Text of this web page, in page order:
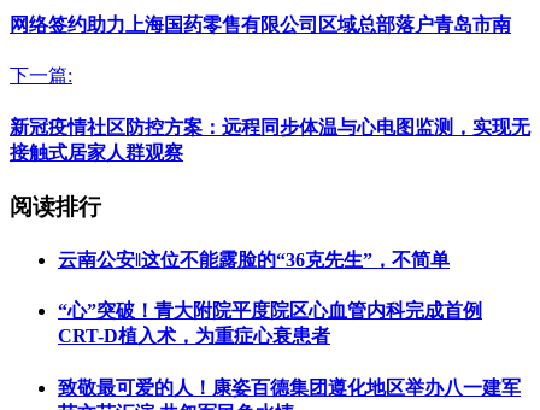
网络签约助力上海国药零售有限公司区域总部落户青岛市南
下一篇:
新冠疫情社区防控方案：远程同步体温与心电图监测，实现无
接触式居家人群观察
阅读排行
云南公安‖这位不能露脸的“36克先生”，不简单
“心”突破！青大附院平度院区心血管内科完成首例
CRT-D植入术，为重症心衰患者
致敬最可爱的人！康姿百德集团遵化地区举办八一建军